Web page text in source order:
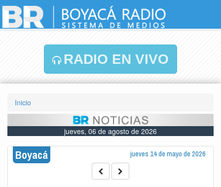
RADIO EN VIVO
Inicio
jueves, 06 de agosto de 2026
Boyacá jueves 14 de mayo de 2026